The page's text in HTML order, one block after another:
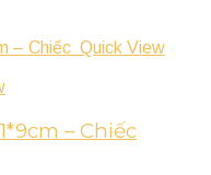
Quick View
– Chiếc